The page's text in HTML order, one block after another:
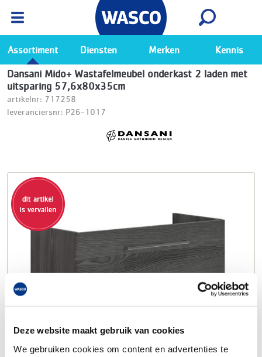
Deze website maakt gebruik van cookies
We gebruiken cookies om content en advertenties te
Ga naar de Wasco app
Bekijk
Assortiment Diensten Merken Kennis
Dansani Mido+ Wastafelmeubel onderkast 2 laden met
uitsparing 57,6x80x35cm
artikelnr: 717258
leveranciersnr: P26-1017